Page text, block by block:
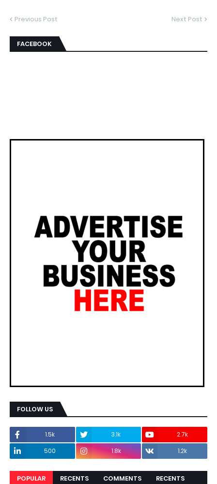
Previous Post Next Post
FACEBOOK
FOLLOW US
1.5k 3.1k
2.7k
500
1.8k 1.2k
POPULAR RECENTS COMMENTS RECENTS